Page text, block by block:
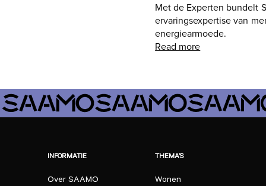
Met de Experten bundelt
ervaringsexpertise van
energiearmoede.
Read more
INFORMATIE
Over SAAMO
THEMA’S
Wonen